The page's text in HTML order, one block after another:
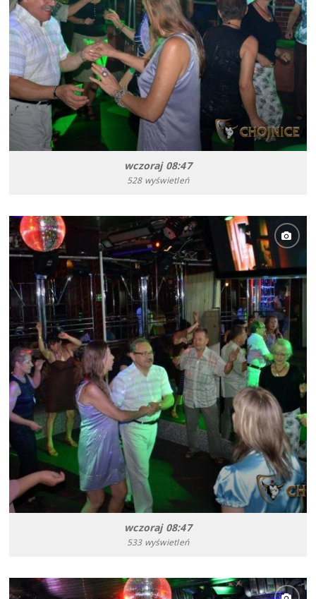
wczoraj 08:47
528 wyświetleń
wczoraj 08:47
533 wyświetleń